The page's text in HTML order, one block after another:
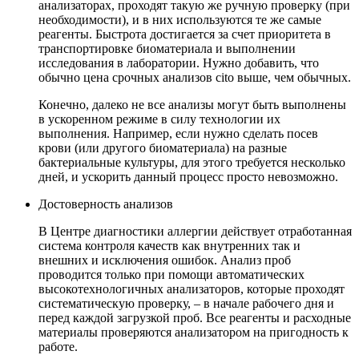
анализаторах, проходят такую же ручную проверку (при
необходимости), и в них используются те же самые
реагенты. Быстрота достигается за счет приоритета в
транспортировке биоматериала и выполнении
исследования в лаборатории. Нужно добавить, что
обычно цена срочных анализов cito выше, чем обычных.
Конечно, далеко не все анализы могут быть выполнены
в ускоренном режиме в силу технологии их
выполнения. Например, если нужно сделать посев
крови (или другого биоматериала) на разные
бактериальные культуры, для этого требуется несколько
дней, и ускорить данный процесс просто невозможно.
Достоверность анализов
В Центре диагностики аллергии действует отработанная
система контроля качеств как внутренних так и
внешних и исключения ошибок. Анализ проб
проводится только при помощи автоматических
высокотехнологичных анализаторов, которые проходят
систематическую проверку, – в начале рабочего дня и
перед каждой загрузкой проб. Все реагенты и расходные
материалы проверяются анализатором на пригодность к
работе.